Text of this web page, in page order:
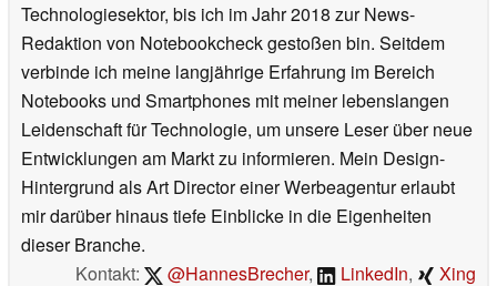
Technologiesektor, bis ich im Jahr 2018 zur News-
Redaktion von Notebookcheck gestoßen bin. Seitdem
verbinde ich meine langjährige Erfahrung im Bereich
Notebooks und Smartphones mit meiner lebenslangen
Leidenschaft für Technologie, um unsere Leser über neue
Entwicklungen am Markt zu informieren. Mein Design-
Hintergrund als Art Director einer Werbeagentur erlaubt
mir darüber hinaus tiefe Einblicke in die Eigenheiten
dieser Branche.
Kontakt:
@HannesBrecher, LinkedIn, Xing